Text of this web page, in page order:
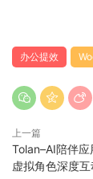
办公提效
上一篇
Tolan–AI陪伴
虚拟角色深度互